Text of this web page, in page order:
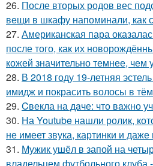
26. После вторых родов вес
вещи в шкафу напоминали, как
27. Американская пара
после того, как их
кожей значительно темнее, чем
28. В 2018 году 19-летняя
имидж и покрасить волосы в
29. Cвекла на дaче: что вaжно
30. На Youtube нашли ролик,
не имеет звука, картинки и даже
31. Мужик ушёл в запой на